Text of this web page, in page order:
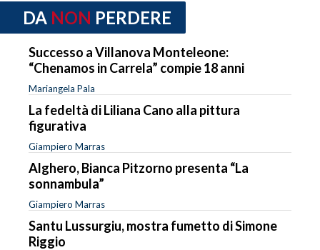
DA NON PERDERE
Successo a Villanova Monteleone:
“Chenamos in Carrela” compie 18 anni
Mariangela Pala
La fedeltà di Liliana Cano alla pittura
figurativa
Giampiero Marras
Alghero, Bianca Pitzorno presenta “La
sonnambula”
Giampiero Marras
Santu Lussurgiu, mostra fumetto di Simone
Riggio